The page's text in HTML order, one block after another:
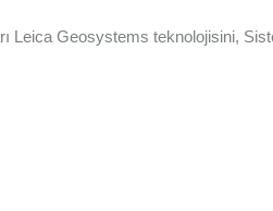
Leica Geosystems teknolojisini,